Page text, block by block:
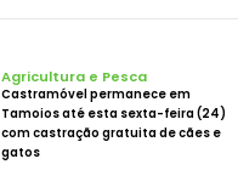
Agricultura e Pesca
Castramóvel permanece em
Tamoios até esta sexta-feira (24)
com castração gratuita de cães e
gatos